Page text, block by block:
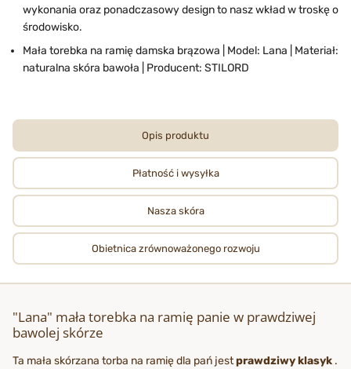
wykonania oraz ponadczasowy design to nasz wkład w troskę o
środowisko.
Mała torebka na ramię damska brązowa | Model: Lana | Materiał:
naturalna skóra bawoła | Producent: STILORD
Opis produktu
Płatność i wysyłka
Nasza skóra
Obietnica zrównoważonego rozwoju
"Lana" mała torebka na ramię panie w prawdziwej
bawolej skórze
Ta mała skórzana torba na ramię dla pań jestprawdziwy klasyk .